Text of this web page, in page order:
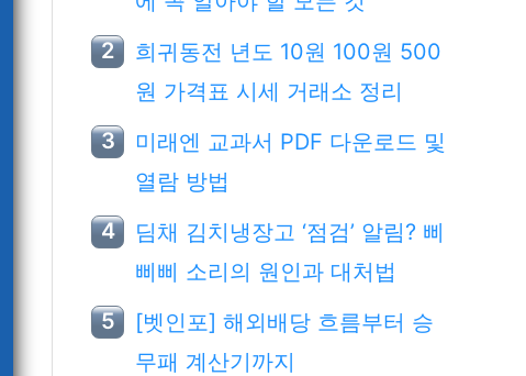
희귀동전 년도 10원 100원 500
원 가격표 시세 거래소 정리
미래엔 교과서 PDF 다운로드 및
열람 방법
딤채 김치냉장고 ‘점검’ 알림? 삐
삐삐 소리의 원인과 대처법
[벳인포] 해외배당 흐름부터 승
무패 계산기까지